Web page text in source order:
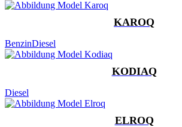
KAROQ
BenzinDiesel
KODIAQ
Diesel
ELROQ